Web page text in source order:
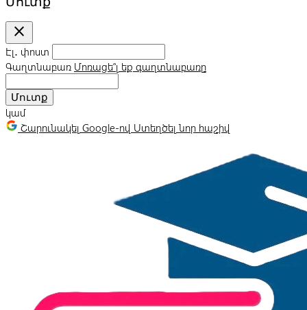
close
Էլ․ փոստ
Գաղտնաբառ Մոռացե՞լ եք գաղտնաբառը
Մուտք
կամ
Շարունակել Google-ով Ստեղծել նոր հաշիվ